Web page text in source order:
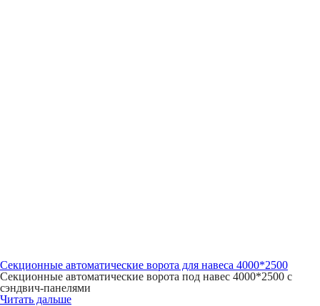
Секционные автоматические ворота для навеса 4000*2500
Секционные автоматические ворота под навес 4000*2500 с
сэндвич-панелями
Читать дальше